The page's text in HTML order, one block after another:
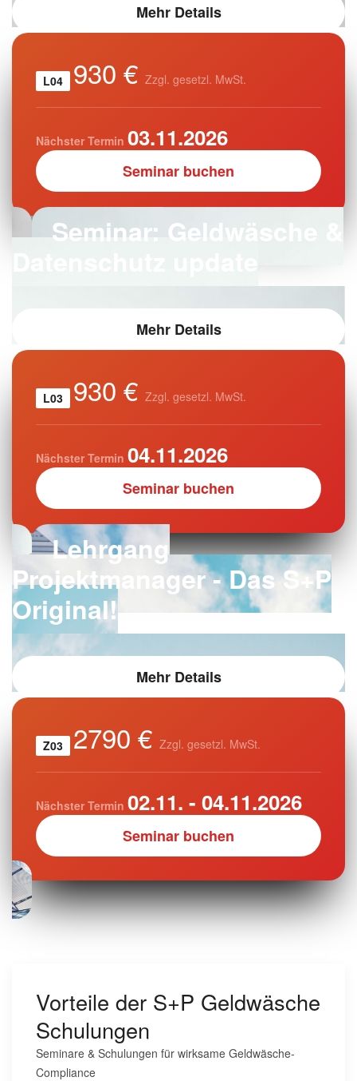
Mehr Details
L04 930 € Zzgl. gesetzl. MwSt.
Nächster Termin 03.11.2026
Seminar buchen
Seminar: Geldwäsche &
Mehr Details
L03 930 € Zzgl. gesetzl. MwSt.
Nächster Termin 04.11.2026
Seminar buchen
Lehrgang
Projektmanager - Das S+P
Original!
Mehr Details
Z03 2790 € Zzgl. gesetzl. MwSt.
Nächster Termin 02.11. - 04.11.2026
Seminar buchen
Vorteile der S+P Geldwäsche
Schulungen
Seminare & Schulungen für wirksame Geldwäsche-
Compliance